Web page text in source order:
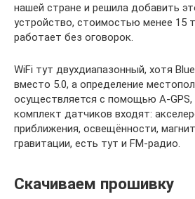
нашей стране и решила добавить
устройство, стоимостью менее 15
работает без оговорок.
WiFi тут двухдиапазонный, хотя
вместо 5.0, а определение
осуществляется с помощью A-
комплект датчиков входят:
приближения, освещённости,
гравитации, есть тут и FM-радио.
Скачиваем прошивку